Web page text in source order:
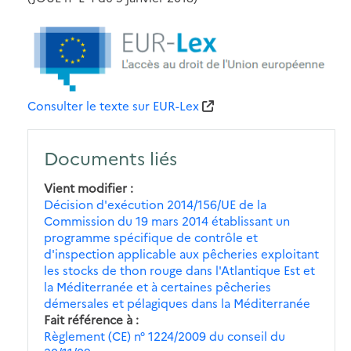
Consulter le texte sur EUR-Lex
Documents liés
Vient modifier
Décision d'exécution 2014/156/UE de la
Commission du 19 mars 2014 établissant un
programme spécifique de contrôle et
d'inspection applicable aux pêcheries exploitant
les stocks de thon rouge dans l'Atlantique Est et
la Méditerranée et à certaines pêcheries
démersales et pélagiques dans la Méditerranée
Fait référence à
Règlement (CE) n° 1224/2009 du conseil du